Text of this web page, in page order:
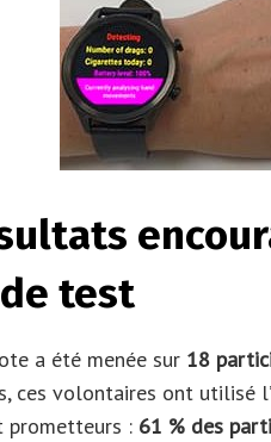
test
a été menée sur 18
ces volontaires ont utilisé
prometteurs : 61 % des